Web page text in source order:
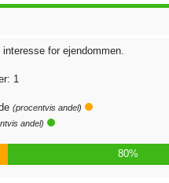
for ejendommen.
1
(procentvis andel)
andel)
80%